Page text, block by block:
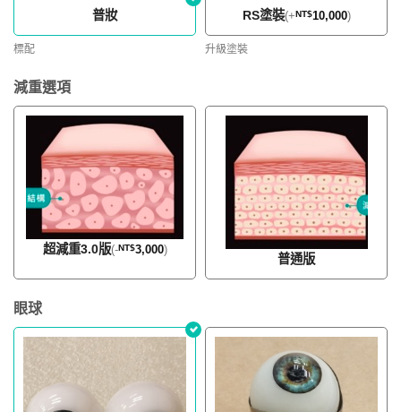
普妝
標配
RS塗裝(+NT$10,000)
升級塗裝
減重選項
超減重3.0版(-NT$3,000)
普通版
眼球